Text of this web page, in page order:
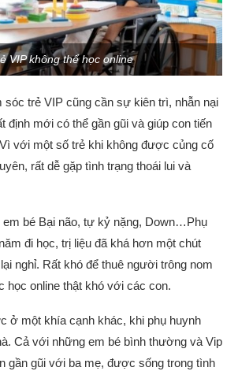
VIP không thể học online
trẻ VIP cũng cần sự kiên trì, nhẫn nại
định mới có thể gần gũi và giúp con tiến
với một số trẻ khi không được củng cố
rất dễ gặp tình trạng thoái lui và
bé Bại não, tự kỷ nặng, Down…Phụ
đi học, trị liệu đã khá hơn một chút
nghỉ. Rất khó để thuê người trông nom
học online thật khó với các con.
ở một khía cạnh khác, khi phụ huynh
Cả với những em bé bình thường và Vip
gần gũi với ba mẹ, được sống trong tình